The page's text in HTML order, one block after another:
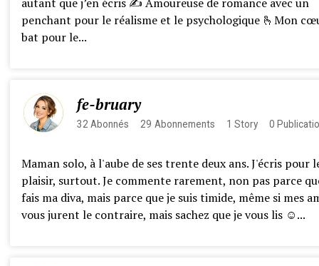
penchant pour le réalisme et le psychologique 🫰Mon
bat pour le...
fe-bruary
32 Abonnés 29 Abonnements 1 Story 0
Maman solo, à l'aube de ses trente deux ans. J'écris pour
plaisir, surtout. Je commente rarement, non pas parce
fais ma diva, mais parce que je suis timide, même si mes
vous jurent le contraire, mais sachez que je vous lis ☺️...